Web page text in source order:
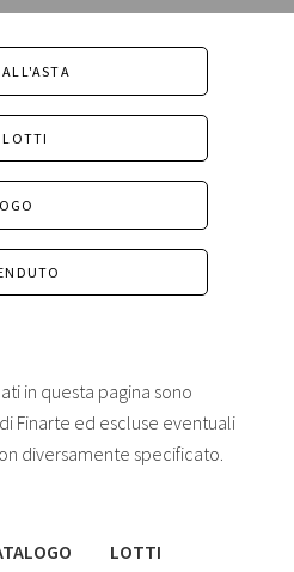
ALL'ASTA
LOTTI
in questa pagina sono
Finarte ed escluse eventuali
diversamente specificato.
LOTTI